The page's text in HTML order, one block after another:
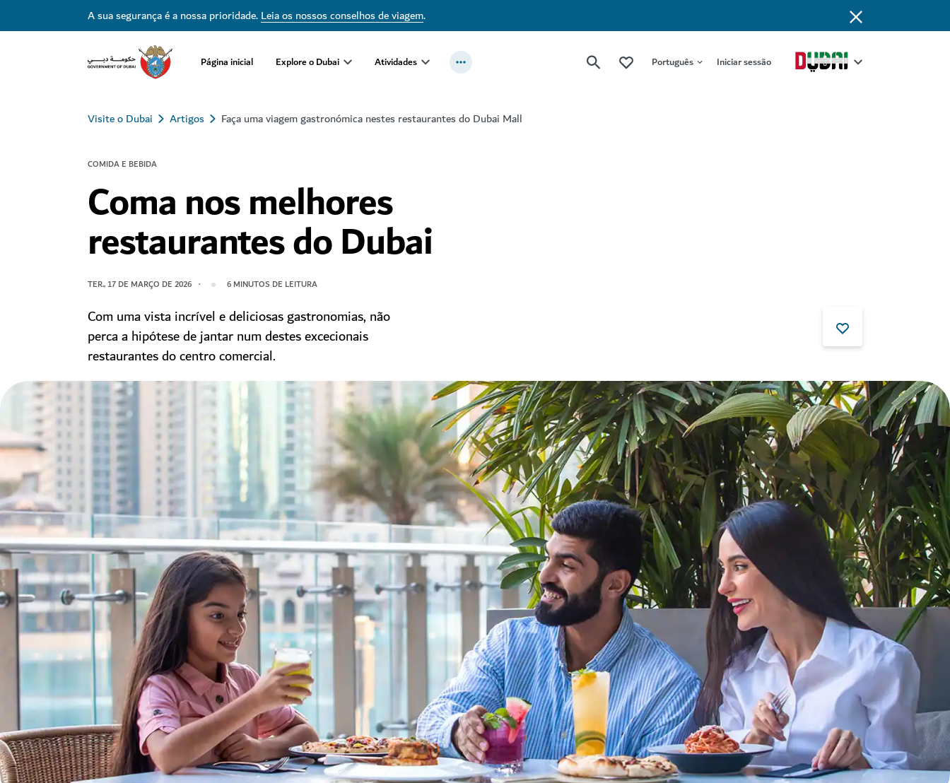
A sua segurança é a nossa prioridade.Leia os nossos conselhos de viagem.
Página inicial Explore o Dubai Atividades Português Iniciar sessão
Visite o Dubai Artigos Faça uma viagem gastronómica nestes restaurantes do Dubai Mall
COMIDA E BEBIDA
Coma nos melhores
restaurantes do Dubai
TER., 17 DE MARÇO DE 2026 6 MINUTOS DE LEITURA
Com uma vista incrível e deliciosas gastronomias, não
perca a hipótese de jantar num destes excecionais
restaurantes do centro comercial.